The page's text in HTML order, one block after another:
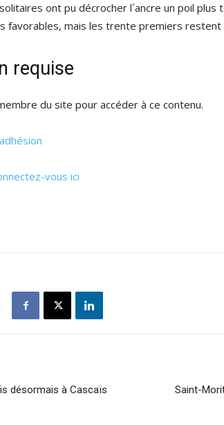
ont pu décrocher l´ancre un poil
favorables, mais les trente premiers restent
requise
du site pour accéder à ce contenu.
vous ici
désormais à Cascaïs Saint-